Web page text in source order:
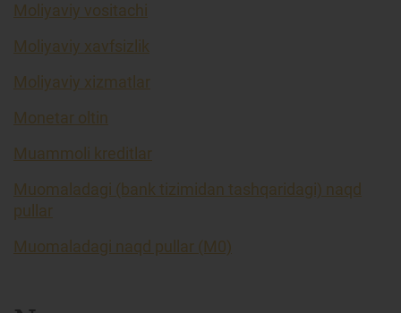
Moliyaviy vositachi
Moliyaviy xavfsizlik
Moliyaviy xizmatlar
Monetar oltin
Muammoli kreditlar
Muomaladagi (bank tizimidan tashqaridagi) naqd
pullar
Muomaladagi naqd pullar (M0)